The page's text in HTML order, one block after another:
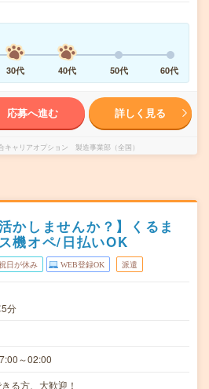
30代 40代 50代 60代
応募へ進む 詳しく見る
キャリアオプション 製造事業部（全国）
かしませんか？】くるま
機オペ/日払いOK
日が休み WEB登録OK 派遣
分
～02:00
る方、大歓迎！